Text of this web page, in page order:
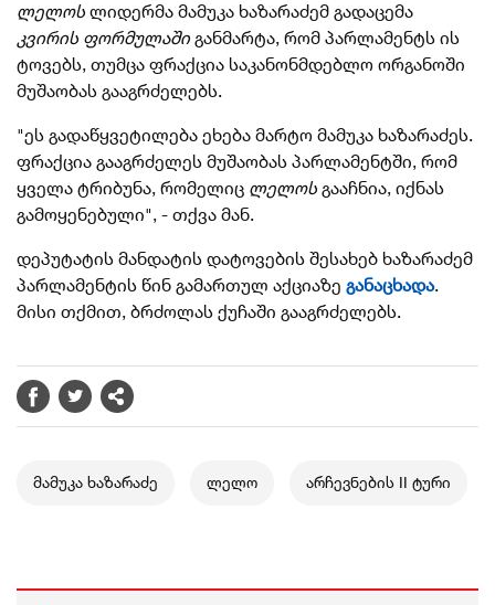
ლელოს ლიდერმა მამუკა ხაზარაძემ გადაცემა
კვირის ფორმულაშიგანმარტა, რომ პარლამენტს ის
ტოვებს, თუმცა ფრაქცია საკანონმდებლო ორგანოში
მუშაობას გააგრძელებს.
"ეს გადაწყვეტილება ეხება მარტო მამუკა ხაზარაძეს.
ფრაქცია გააგრძელეს მუშაობას პარლამენტში, რომ
ყველა ტრიბუნა, რომელიც ლელოს გააჩნია, იქნას
გამოყენებული", - თქვა მან.
დეპუტატის მანდატის დატოვების შესახებ ხაზარაძემ
პარლამენტის წინ გამართულ აქციაზე განაცხადა.
მისი თქმით, ბრძოლას ქუჩაში გააგრძელებს.
მამუკა ხაზარაძე ლელო არჩევნების II ტური